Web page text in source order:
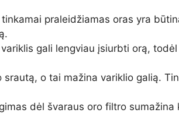
praleidžiamas oras yra
gali lengviau įsiurbti orą,
o tai mažina variklio galią.
dėl švaraus oro filtro